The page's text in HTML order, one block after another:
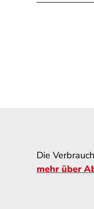
Die
mehr über